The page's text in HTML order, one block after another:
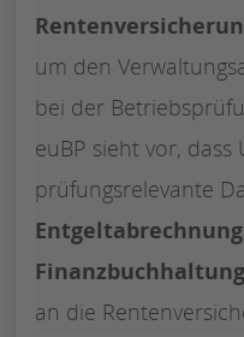
um den
bei der
euBP sieht vor,
prüfungsrelevante
an die